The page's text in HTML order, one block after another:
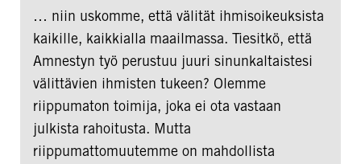
… niin uskomme, että välität ihmisoikeuksista
kaikille, kaikkialla maailmassa. Tiesitkö, että
Amnestyn työ perustuu juuri sinunkaltaistesi
välittävien ihmisten tukeen? Olemme
riippumaton toimija, joka ei ota vastaan
julkista rahoitusta. Mutta
riippumattomuutemme on mahdollista